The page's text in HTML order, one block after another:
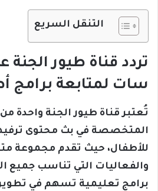
التنقل السريع
تردد قناة طيور الجنة
سات لمتابعة برامج
تُعتبر قناة طيور الجنة واحدة من
المتخصصة في بث محتوى
للأطفال، حيث تقدم مجموعة
والفعاليات التي تناسب جميع
برامج تعليمية تسهم في